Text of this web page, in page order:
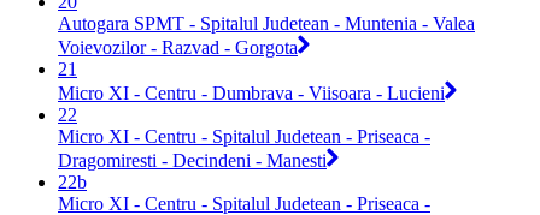
Autogara SPMT - Spitalul Judetean - Muntenia - Valea
Voievozilor - Razvad - Gorgota
21
Micro XI - Centru - Dumbrava - Viisoara - Lucieni
22
Micro XI - Centru - Spitalul Judetean - Priseaca -
Dragomiresti - Decindeni - Manesti
22b
Micro XI - Centru - Spitalul Judetean - Priseaca -